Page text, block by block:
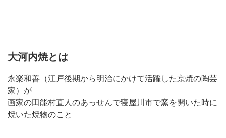
大河内焼とは
永楽和善（江戸後期から明治にかけて活躍した京焼の陶芸
家）が
画家の田能村直人のあっせんで寝屋川市で窯を開いた時に
焼いた焼物のこと